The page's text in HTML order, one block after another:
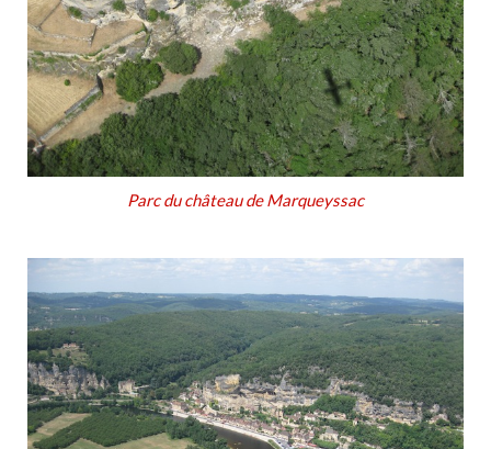
Parc du château de Marqueyssac